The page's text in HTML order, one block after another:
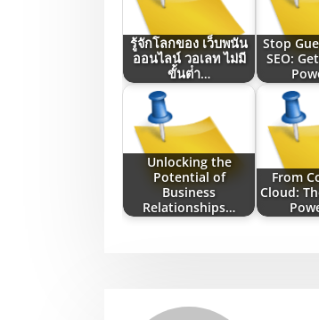
รู้จักโลกของ เว็บพนัน
ออนไลน์ วอเลท ไม่มี
ขั้นต่ํา…
Stop
SEO:
Unlocking the
Potential of
Business
Relationships…
From
Cloud: